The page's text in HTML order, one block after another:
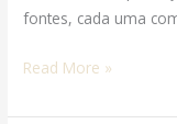
fontes, cada uma
Read More »